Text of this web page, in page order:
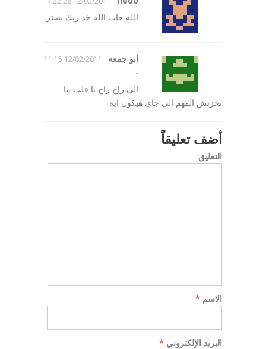
الله جاب الله خد ربك يستر
ابو جمعه 12/02/2011 11:15
-
الى راح راح يا قلب ما
تحزنش المهم الى جاى هيكون ايه
أضف تعليقاً
التعليق
الاسم *
البريد الإلكتروني *